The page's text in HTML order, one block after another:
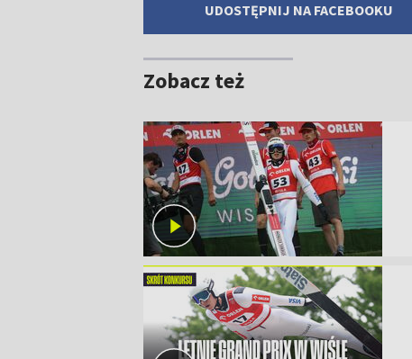
UDOSTĘPNIJ NA FACEBOOKU
Zobacz też